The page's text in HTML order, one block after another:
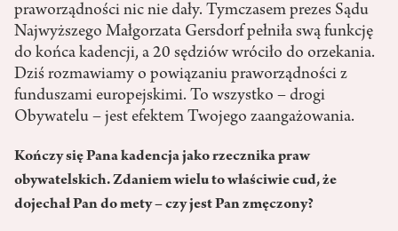
praworządności nic nie dały. Tymczasem prezes Sądu
Najwyższego Małgorzata Gersdorf pełniła swą funkcję
do końca kadencji, a 20 sędziów wróciło do orzekania.
Dziś rozmawiamy o powiązaniu praworządności z
funduszami europejskimi. To wszystko – drogi
Obywatelu – jest efektem Twojego zaangażowania.
Kończy się Pana kadencja jako rzecznika praw
obywatelskich. Zdaniem wielu to właściwie cud, że
dojechał Pan do mety – czy jest Pan zmęczony?